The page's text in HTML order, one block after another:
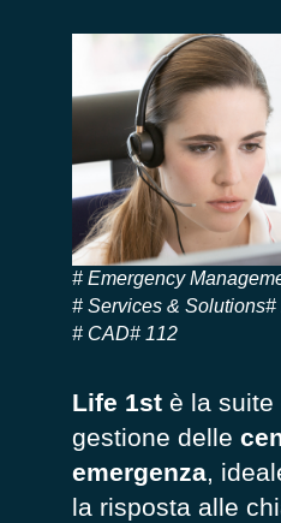
Emergency
Services & Solutions
CAD
112
Life 1st è la
gestione delle
emergenza,
la risposta alle